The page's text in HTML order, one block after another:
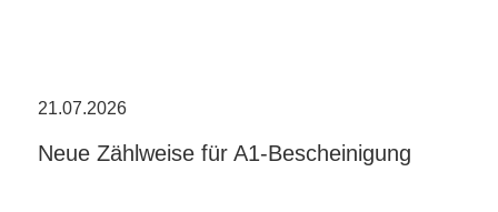
21.07.2026
Neue Zählweise für A1-Bescheinigung